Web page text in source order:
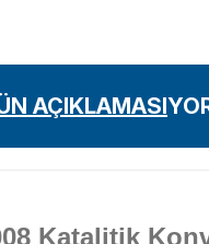
AÇIKLAMASI
Katalitik